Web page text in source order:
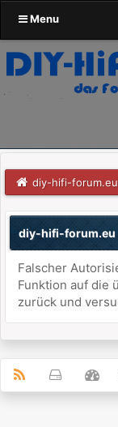
Menu
diy-hifi-forum.eu
diy-hifi-forum.eu
Falscher
Funktion auf die
zurück und